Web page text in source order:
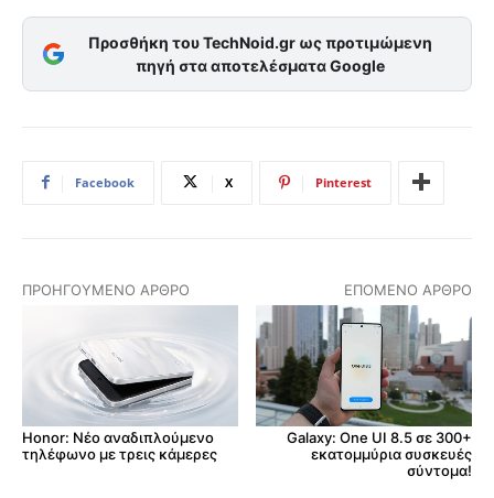
Προσθήκη του TechNoid.gr ως προτιμώμενη
πηγή στα αποτελέσματα Google
Facebook X Pinterest
ΠΡΟΗΓΟΎΜΕΝΟ ΆΡΘΡΟ
Honor: Νέο αναδιπλούμενο
τηλέφωνο με τρεις κάμερες
ΕΠΌΜΕΝΟ ΆΡΘΡΟ
Galaxy: One UI 8.5 σε 300+
εκατομμύρια συσκευές
σύντομα!